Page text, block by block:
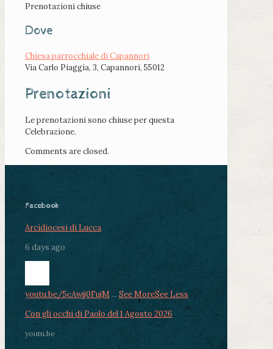
Prenotazioni chiuse
Dove
Chiesa parrocchiale di Capannori
Via Carlo Piaggia, 3, Capannori, 55012
Prenotazioni
Le prenotazioni sono chiuse per questa
Celebrazione.
Comments are closed.
Facebook
Arcidiocesi di Lucca
6 days ago
youtu.be/5cAwjj0FujM ... See MoreSee Less
Con gli occhi di Paolo del 1 Agosto 2026
youtu.be